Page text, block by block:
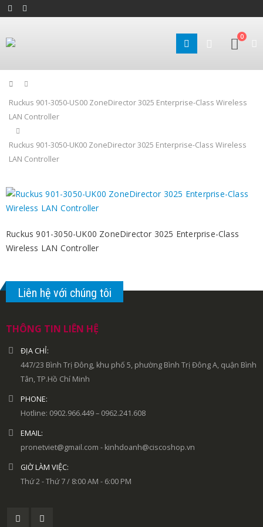
0
Home
Ruckus 901-3050-US00 ZoneDirector 3025 Enterprise-Class Wireless
LAN Controller
Ruckus 901-3050-UK00 ZoneDirector 3025 Enterprise-Class Wireless
LAN Controller
Ruckus 901-3050-UK00 ZoneDirector 3025 Enterprise-Class
Wireless LAN Controller
Liên hệ với chúng tôi
THÔNG TIN LIÊN HỆ
ĐỊA CHỈ:
447/23 Bình Trị Đông, khu phố 5, phường Bình Trị Đông A, quận Bình
Tân, TP.Hồ Chí Minh
PHONE:
Hotline: 0902.966.449 – 0962.241.608
EMAIL:
pronetviet@gmail.com - kinhdoanh@ciscoshop.vn
GIỜ LÀM VIỆC:
Thứ 2 - Thứ 7 / 8:00 AM - 6:00 PM